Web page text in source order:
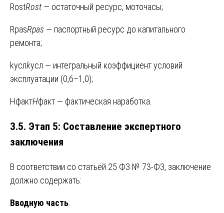
RostRost ​ — остаточный ресурс, моточасы;
RpasRpas ​ — паспортный ресурс до капитального
ремонта;
kуслkусл​ — интегральный коэффициент условий
эксплуатации (0,6–1,0);
HфактHфакт​ — фактическая наработка.
3.5. Этап 5: Составление экспертного
заключения
В соответствии со статьёй 25 ФЗ № 73-ФЗ, заключение
должно содержать:
Вводную часть: